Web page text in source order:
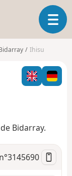
O
u
i
r
l
i
g
a
Ihisu
Bidarray.
n°3145690